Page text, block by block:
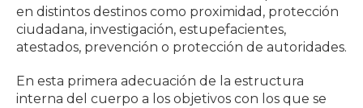
en distintos destinos como proximidad, protección
ciudadana, investigación, estupefacientes,
atestados, prevención o protección de autoridades.
En esta primera adecuación de la estructura
interna del cuerpo a los objetivos con los que se